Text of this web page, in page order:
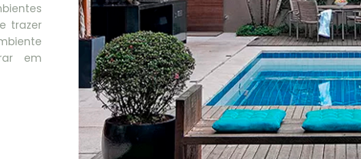
trazer
em